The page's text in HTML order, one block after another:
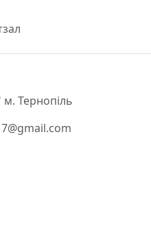
Тернопіль